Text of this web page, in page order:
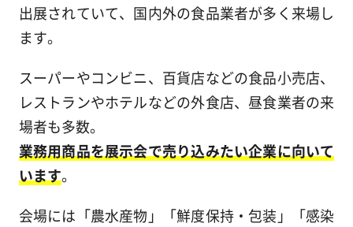
出展されていて、国内外の食品業者が多く来場し
ます。
スーパーやコンビニ、百貨店などの食品小売店、
レストランやホテルなどの外食店、昼食業者の来
場者も多数。
業務用商品を展示会で売り込みたい企業に向いて
います。
会場には「農水産物」「鮮度保持・包装」「感染